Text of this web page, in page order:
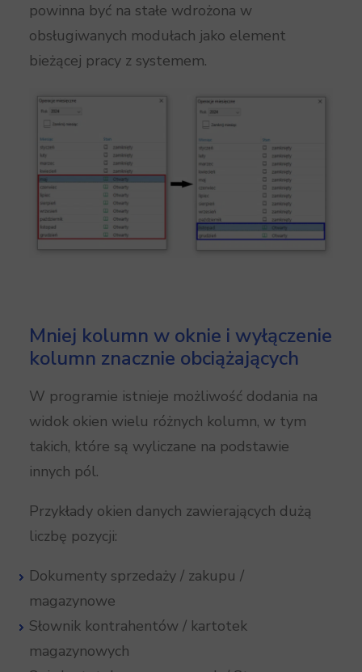
powinna być na stałe wdrożona w
obsługiwanych modułach jako element
bieżącej pracy z systemem.
Mniej kolumn w oknie i wyłączenie
kolumn znacznie obciążających
W programie istnieje możliwość dodania na
widok okien wielu różnych kolumn, w tym
takich, które są wyliczane na podstawie
innych pól.
Przykłady okien danych zawierających dużą
liczbę pozycji:
Dokumenty sprzedaży / zakupu /
magazynowe
Słownik kontrahentów / kartotek
magazynowych